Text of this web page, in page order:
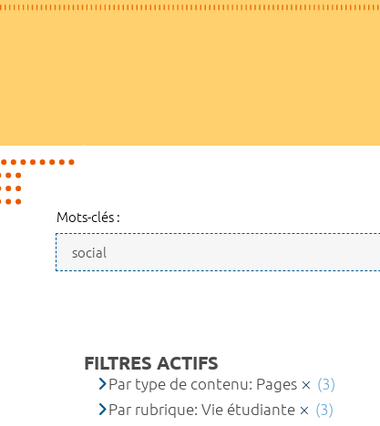
Mots-clés :
FILTRES ACTIFS
Par type de contenu: Pages
(3)
Par rubrique: Vie étudiante
(3)